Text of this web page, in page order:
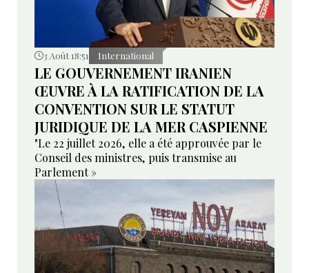
3 Août 18:51 International
LE GOUVERNEMENT IRANIEN
ŒUVRE À LA RATIFICATION DE LA
CONVENTION SUR LE STATUT
JURIDIQUE DE LA MER CASPIENNE
"Le 22 juillet 2026, elle a été approuvée par le
Conseil des ministres, puis transmise au
Parlement »